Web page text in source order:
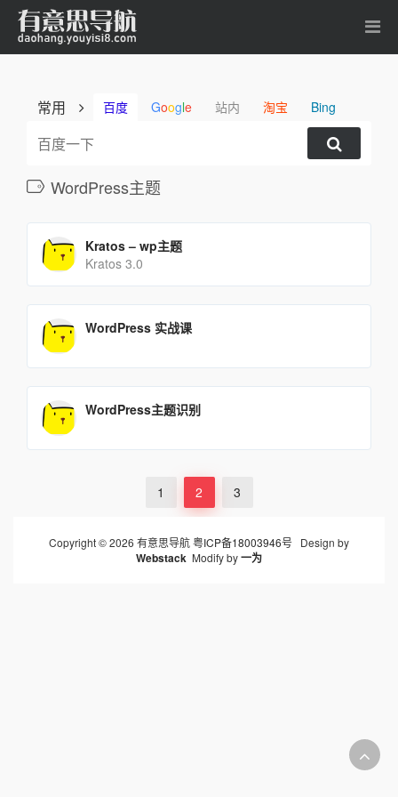
常用 百度 Google 站内 淘宝 Bing
WordPress主题
Kratos – wp主题
Kratos 3.0
WordPress 实战课
WordPress主题识别
1 2 3
Copyright © 2026 有意思导航粤ICP备18003946号 Design by
Webstack Modify by一为